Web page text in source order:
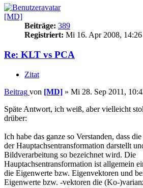
[MD]
Beiträge: 389
Registriert: Mi 16. Apr 2008, 14:26
Re: KLT vs PCA
Zitat
Beitrag von [MD] » Mi 28. Sep 2011,
Späte Antwort, ich weiß, aber vielleicht
drüber:
Ich habe das ganze so Verstanden, dass
der Hauptachsentransformation darstellt
Bildverarbeitung so bezeichnet wird. Die
Hauptachsentransformation ist allgemein
die Eigenwerte bzw. Eigenvektoren und
Eigenwerte bzw. -vektoren die (Ko-